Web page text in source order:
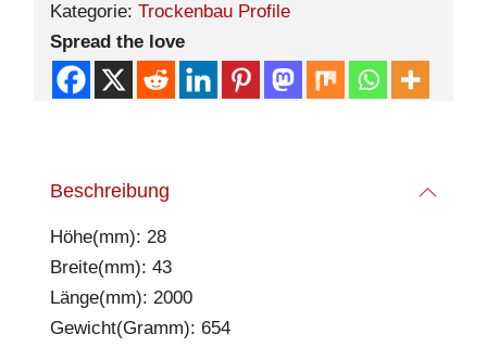
Kategorie: Trockenbau Profile
Spread the love
Beschreibung
Höhe(mm): 28
Breite(mm): 43
Länge(mm): 2000
Gewicht(Gramm): 654